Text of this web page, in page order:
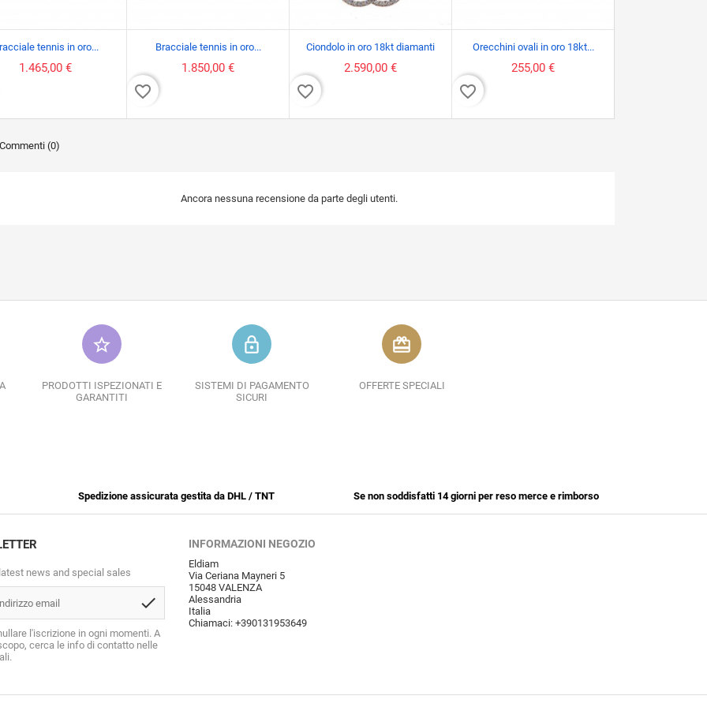
tennis in oro...
1.465,00 €
Bracciale tennis in oro...
1.850,00 €
favorite_border
Ciondolo in oro 18kt diamanti
2.590,00 €
favorite_border
Orecchini ovali in oro 18kt...
255,00 €
favorite_border
Commenti (0)
Ancora nessuna recensione da parte degli utenti.
star_border
PRODOTTI ISPEZIONATI E
GARANTITI
lock_outline
SISTEMI DI PAGAMENTO
SICURI
redeem
OFFERTE SPECIALI
Spedizione assicurata gestita da DHL / TNT Se non soddisfatti 14 giorni per reso merce e rimborso
news and special sales
check
l'iscrizione in ogni momenti. A
cerca le info di contatto nelle
INFORMAZIONI NEGOZIO
Eldiam
Via Ceriana Mayneri 5
15048 VALENZA
Alessandria
Italia
Chiamaci: +390131953649